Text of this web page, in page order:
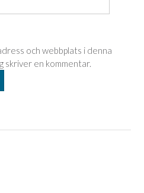
och webbplats i denna
skriver en kommentar.